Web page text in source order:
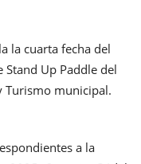
la cuarta fecha del
Stand Up Paddle del
Turismo municipal.
a la